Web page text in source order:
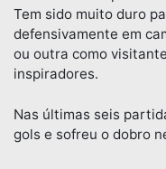
Tem sido muito duro
defensivamente em
ou outra como
inspiradores.
Nas últimas seis
gols e sofreu o dobro